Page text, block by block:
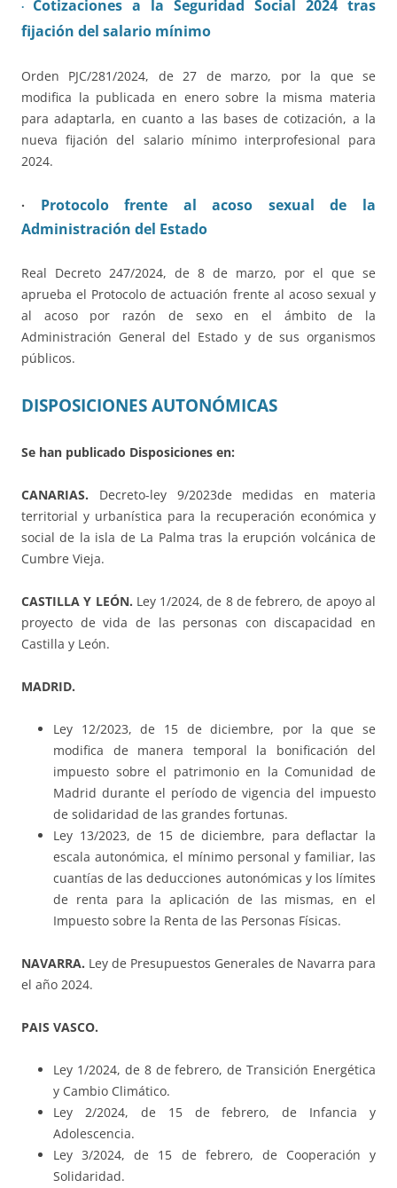
· Cotizaciones a la Seguridad Social 2024 tras
fijación del salario mínimo
Orden PJC/281/2024, de 27 de marzo, por la que se
modifica la publicada en enero sobre la misma materia
para adaptarla, en cuanto a las bases de cotización, a la
nueva fijación del salario mínimo interprofesional para
2024.
· Protocolo frente al acoso sexual de la
Administración del Estado
Real Decreto 247/2024, de 8 de marzo, por el que se
aprueba el Protocolo de actuación frente al acoso sexual y
al acoso por razón de sexo en el ámbito de la
Administración General del Estado y de sus organismos
públicos.
DISPOSICIONES AUTONÓMICAS
Se han publicado Disposiciones en:
CANARIAS. Decreto-ley 9/2023de medidas en materia
territorial y urbanística para la recuperación económica y
social de la isla de La Palma tras la erupción volcánica de
Cumbre Vieja.
CASTILLA Y LEÓN. Ley 1/2024, de 8 de febrero, de apoyo al
proyecto de vida de las personas con discapacidad en
Castilla y León.
MADRID.
Ley 12/2023, de 15 de diciembre, por la que se
modifica de manera temporal la bonificación del
impuesto sobre el patrimonio en la Comunidad de
Madrid durante el período de vigencia del impuesto
de solidaridad de las grandes fortunas.
Ley 13/2023, de 15 de diciembre, para deflactar la
escala autonómica, el mínimo personal y familiar, las
cuantías de las deducciones autonómicas y los límites
de renta para la aplicación de las mismas, en el
Impuesto sobre la Renta de las Personas Físicas.
NAVARRA. Ley de Presupuestos Generales de Navarra para
el año 2024.
PAIS VASCO.
Ley 1/2024, de 8 de febrero, de Transición Energética
y Cambio Climático.
Ley 2/2024, de 15 de febrero, de Infancia y
Adolescencia.
Ley 3/2024, de 15 de febrero, de Cooperación y
Solidaridad.